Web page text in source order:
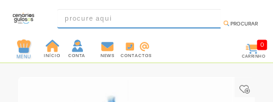
PROCURAR
MENU INÍCIO CONTA NEWS CONTACTOS
0
CARRINHO